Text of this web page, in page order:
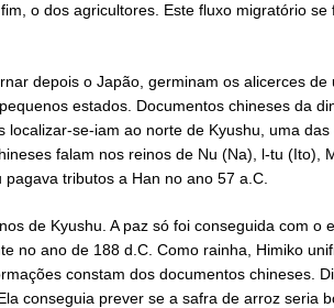
o dos agricultores. Este fluxo migratório se
depois o Japão, germinam os alicerces
estados. Documentos chineses da
localizar-se-iam ao norte de Kyushu, uma
falam nos reinos de Nu (Na), l-tu (Ito),
tributos a Han no ano 57 a.C.
de Kyushu. A paz só foi conseguida com o
no ano de 188 d.C. Como rainha, Himiko
constam dos documentos chineses.
conseguia prever se a safra de arroz seria